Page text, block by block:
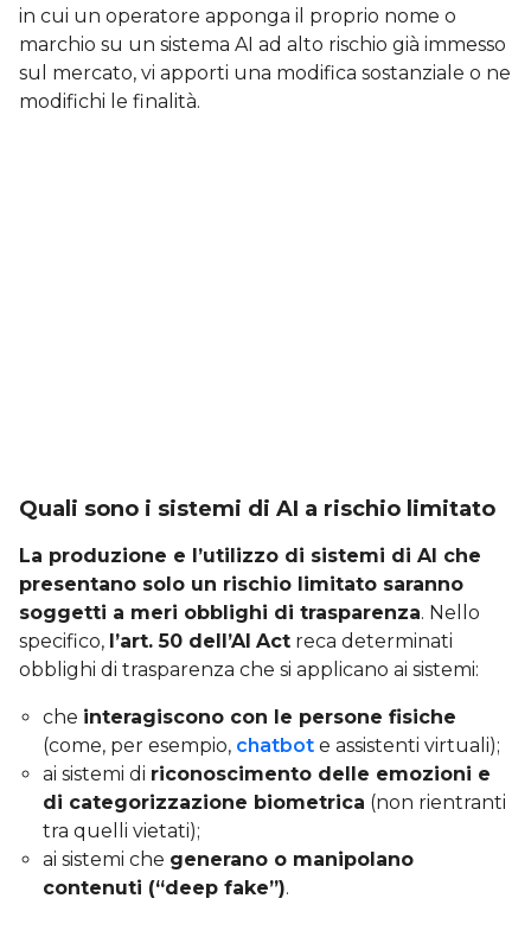
in cui un operatore apponga il proprio nome o
marchio su un sistema AI ad alto rischio già immesso
sul mercato, vi apporti una modifica sostanziale o ne
modifichi le finalità.
Quali sono i sistemi di AI a rischio limitato
La produzione e l’utilizzo di sistemi di AI che
presentano solo un rischio limitato saranno
soggetti a meri obblighi di trasparenza. Nello
specifico, l’art. 50 dell’AI Act reca determinati
obblighi di trasparenza che si applicano ai sistemi:
che interagiscono con le persone fisiche
(come, per esempio, chatbot e assistenti virtuali);
ai sistemi di riconoscimento delle emozioni e
di categorizzazione biometrica (non rientranti
tra quelli vietati);
ai sistemi che generano o manipolano
contenuti (“deep fake”).